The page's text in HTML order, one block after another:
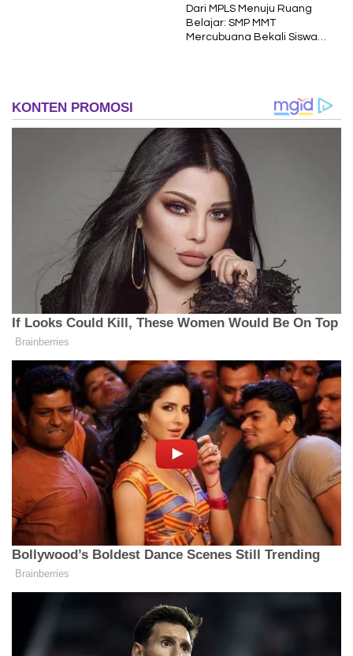
Dari MPLS Menuju Ruang
Belajar: SMP MMT
Mercubuana Bekali Siswa